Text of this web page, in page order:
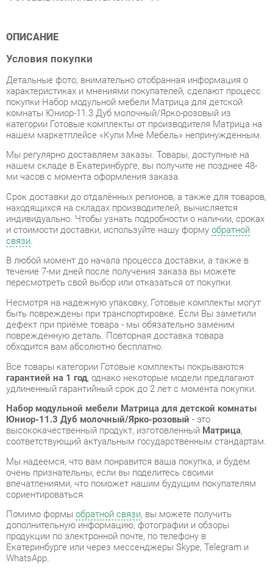
ОПИСАНИЕ
характеристиках и мнениями покупателей, сделают процесс
покупки Набор модульной мебели Матрица для детской
комнаты Юниор-11.3 Дуб молочный/Ярко-розовый из
категории Готовые комплекты от производителя Матрица на
нашем маркетплейсе «Купи Мне Мебель» непринужденным.
Мы регулярно доставляем заказы. Товары, доступные на
нашем складе в Екатеринбурге, вы получите не позднее 48-
ми часов с момента оформления заказа.
Срок доставки до отдалённых регионов, а также для товаров,
находящихся на складах производителей, вычисляется
индивидуально. Чтобы узнать подробности о наличии, сроках
связи .
В любой момент до начала процесса доставки, а также в
течение 7-ми дней после получения заказа вы можете
пересмотреть свой выбор или отказаться от покупки.
Несмотря на надежную упаковку, Готовые комплекты могут
быть повреждены при транспортировке. Если Вы заметили
дефект при приёме товара - мы обязательно заменим
поврежденную деталь. Повторная доставка товара
обходится вам абсолютно бесплатно.
Все товары категории Готовые комплекты покрываются
гарантией на 1 год, однако некоторые модели предлагают
удлиненный гарантийный срок до 2 лет с момента покупки.
Юниор-11.3 Дуб молочный/Ярко-розовый- это
высококачественный продукт, изготовленныйМатрица,
соответствующий актуальным государственным стандартам.
Мы надеемся, что вам понравится ваша покупка, и будем
очень признательны, если вы поделитесь своими
впечатлениями, что поможет нашим будущим покупателям
сориентироваться.
Помимо формыобратной связи, вы можете получить
дополнительную информацию, фотографии и обзоры
продукции по электронной почте, по телефону в
Екатеринбурге или через мессенджеры Skype, Telegram и
Cравнить между собой Готовые комплекты можно в нашем
шоу-руме и купить Набор модульной мебели Матрица для
детской комнаты Юниор-11.3 Дуб молочный/Ярко-розовый,
забрав его самостоятельно с нашего центрального склада в
Екатеринбурге. Полный список адресов и магазинов